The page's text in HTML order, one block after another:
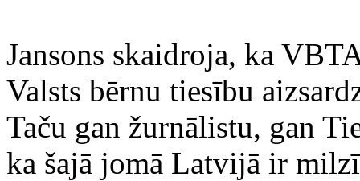
Jansons skaidroja, ka
Valsts bērnu tiesību
Taču gan žurnālistu, gan
ka šajā jomā Latvijā ir